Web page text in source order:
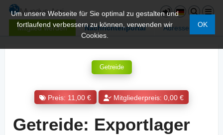
Mitglied werden Nachrichtenportal Adressen
Um unsere Webseite für Sie optimal zu gestalten und
fortlaufend verbessern zu können, verwenden wir
Cookies.
OK
Getreide
Preis: 11,00 € Mitgliederpreis: 0,00 €
Getreide: Exportlager